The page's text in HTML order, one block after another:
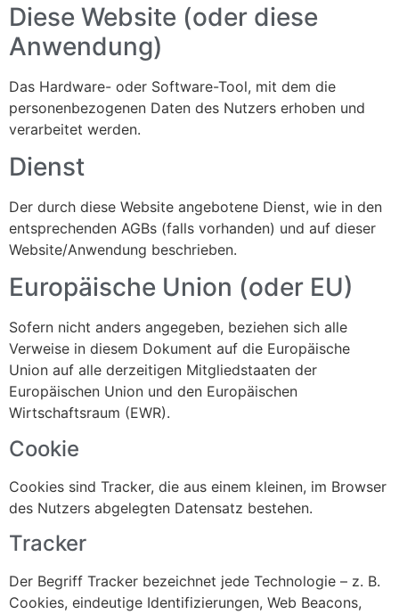
Diese Website (oder diese
Anwendung)
Das Hardware- oder Software-Tool, mit dem die
personenbezogenen Daten des Nutzers erhoben und
verarbeitet werden.
Dienst
Der durch diese Website angebotene Dienst, wie in den
entsprechenden AGBs (falls vorhanden) und auf dieser
Website/Anwendung beschrieben.
Europäische Union (oder EU)
Sofern nicht anders angegeben, beziehen sich alle
Verweise in diesem Dokument auf die Europäische
Union auf alle derzeitigen Mitgliedstaaten der
Europäischen Union und den Europäischen
Wirtschaftsraum (EWR).
Cookie
Cookies sind Tracker, die aus einem kleinen, im Browser
des Nutzers abgelegten Datensatz bestehen.
Tracker
Der Begriff Tracker bezeichnet jede Technologie – z. B.
Cookies, eindeutige Identifizierungen, Web Beacons,